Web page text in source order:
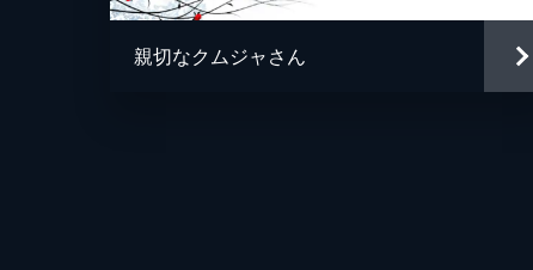
親切なクムジャさん